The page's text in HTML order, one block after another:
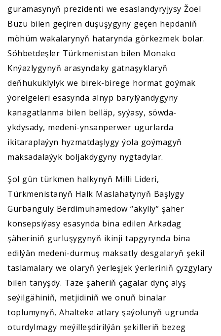
guramasynyň prezidenti we esaslandyryjysy Žoel
Buzu bilen geçiren duşuşygyny geçen hepdäniň
möhüm wakalarynyň hatarynda görkezmek bolar.
Söhbetdeşler Türkmenistan bilen Monako
Knýazlygynyň arasyndaky gatnaşyklaryň
deňhukuklylyk we birek-birege hormat goýmak
ýörelgeleri esasynda alnyp barylýandygyny
kanagatlanma bilen belläp, syýasy, söwda-
ykdysady, medeni-ynsanperwer ugurlarda
ikitaraplaýyn hyzmatdaşlygy ýola goýmagyň
maksadalaýyk boljakdygyny nygtadylar.
Şol gün türkmen halkynyň Milli Lideri,
Türkmenistanyň Halk Maslahatynyň Başlygy
Gurbanguly Berdimuhamedow “akylly” şäher
konsepsiýasy esasynda bina edilen Arkadag
şäheriniň gurluşygynyň ikinji tapgyrynda bina
edilýän medeni-durmuş maksatly desgalaryň şekil
taslamalary we olaryň ýerleşjek ýerleriniň çyzgylary
bilen tanyşdy. Täze şäheriň çagalar dynç alyş
seýilgähiniň, metjidiniň we onuň binalar
toplumynyň, Ahalteke atlary şaýolunyň ugrunda
oturdylmagy meýilleşdirilýän şekilleriň bezeg